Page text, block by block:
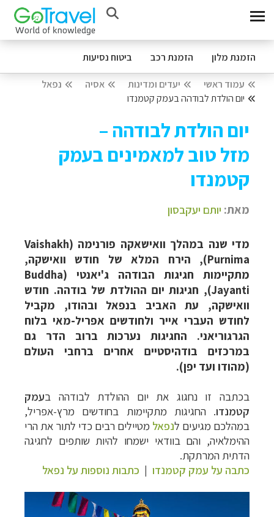
הזמנת מלון הזמנת רכב ביטוח נסיעות
עמוד ראשי יעדים ומדינות אסיה
נפאל
יום הולדת לבודהה בעמק קטמנדו
יום הולדת לבודהה –
מזל טוב למאמינים בעמק
קטמנדו
מאת: יותם יעקבסון
מדי שנה במהלך וואישאקה פורנימה (Vaishakh
Purnima), הירח המלא של חודש וואישקה,
מתקיימות חגיגות הבודהה ג'יאנטי (Buddha
Jayanti), חגיגות יום ההולדת של בודהה. חודש
וואישקה, עת האביב בנפאל ובהודו, מקביל
לחודש העברי אייר ולחודשים אפריל-מאי בלוח
הגרגוריאני. החגיגות נערכות ברוב הדר גם
במרכזים בודהיסטיים אחרים ברחבי העולם
(מהודו ועד יפן).
בכתבה זו נחגוג את יום ההולדת לבודהה בעמק
קטמנדו. החגיגות מתקיימות בחודשים מרץ-אפריל,
במהלכם מגיעים לנפאל מטיילים רבים כדי לתור את הרי
ההימלאיה, והם בוודאי ישמחו להיות שותפים לחגיגה
הדתית המרתקת.
כתבה על עמק קטמנדו | כתבות נוספות על נפאל